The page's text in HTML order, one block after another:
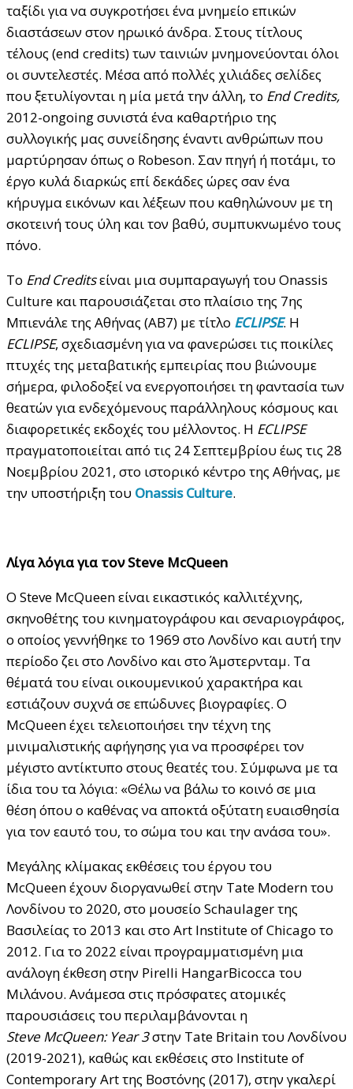
ταξίδι για να συγκροτήσει ένα μνημείο επικών
διαστάσεων στον ηρωικό άνδρα. Στους τίτλους
τέλους (end credits) των ταινιών μνημονεύονται όλοι
οι συντελεστές. Μέσα από πολλές χιλιάδες σελίδες
που ξετυλίγονται η μία μετά την άλλη, το End Credits,
2012-ongoing συνιστά ένα καθαρτήριο της
συλλογικής μας συνείδησης έναντι ανθρώπων που
μαρτύρησαν όπως ο Robeson. Σαν πηγή ή ποτάμι, το
έργο κυλά διαρκώς επί δεκάδες ώρες σαν ένα
κήρυγμα εικόνων και λέξεων που καθηλώνουν με τη
σκοτεινή τους ύλη και τον βαθύ, συμπυκνωμένο τους
πόνο.
Το End Creditsείναι μια συμπαραγωγή του Onassis
Culture και παρουσιάζεται στο πλαίσιο της 7ης
Μπιενάλε της Αθήνας (AB7) με τίτλο ECLIPSE. Η
ECLIPSE, σχεδιασμένη για να φανερώσει τις ποικίλες
πτυχές της μεταβατικής εμπειρίας που βιώνουμε
σήμερα, φιλοδοξεί να ενεργοποιήσει τη φαντασία των
θεατών για ενδεχόμενους παράλληλους κόσμους και
διαφορετικές εκδοχές του μέλλοντος. Η ECLIPSE
πραγματοποιείται από τις 24 Σεπτεμβρίου έως τις 28
Νοεμβρίου 2021, στο ιστορικό κέντρο της Αθήνας, με
την υποστήριξη του Onassis Culture.
Λίγα λόγια για τονSteve McQueen
Ο Steve McQueen είναι εικαστικός καλλιτέχνης,
σκηνοθέτης του κινηματογράφου και σεναριογράφος,
ο οποίος γεννήθηκε το 1969 στο Λονδίνο και αυτή την
περίοδο ζει στο Λονδίνο και στο Άμστερνταμ. Τα
θέματά του είναι οικουμενικού χαρακτήρα και
εστιάζουν συχνά σε επώδυνες βιογραφίες. Ο
McQueen έχει τελειοποιήσει την τέχνη της
μινιμαλιστικής αφήγησης για να προσφέρει τον
μέγιστο αντίκτυπο στους θεατές του. Σύμφωνα με τα
ίδια του τα λόγια: «Θέλω να βάλω το κοινό σε μια
θέση όπου ο καθένας να αποκτά οξύτατη ευαισθησία
για τον εαυτό του, το σώμα του και την ανάσα του».
Μεγάλης κλίμακας εκθέσεις του έργου του
McQueen έχουν διοργανωθεί στην Tate Modern του
Λονδίνου το 2020, στο μουσείο Schaulager της
Βασιλείας το 2013 και στο Art Institute of Chicago το
2012. Για το 2022 είναι προγραμματισμένη μια
ανάλογη έκθεση στην Pirelli HangarBicocca του
Μιλάνου. Ανάμεσα στις πρόσφατες ατομικές
παρουσιάσεις του περιλαμβάνονται η
Steve McQueen: Year 3στην Tate Britain του Λονδίνου
(2019-2021), καθώς και εκθέσεις στο Institute of
Contemporary Art της Βοστόνης (2017), στην γκαλερί